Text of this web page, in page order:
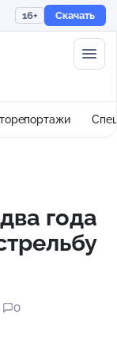
16+ Скачать
года
0